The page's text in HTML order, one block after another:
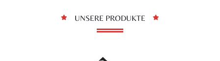
UNSERE PRODUKTE